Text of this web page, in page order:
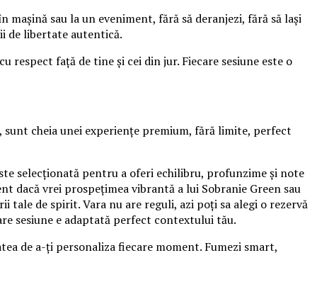
sau la un eveniment, fără să deranjezi, fără să lași
de libertate autentică.
respect față de tine și cei din jur. Fiecare sesiune este o
cheia unei experiențe premium, fără limite, perfect
selecționată pentru a oferi echilibru, profunzime și note
dacă vrei prospețimea vibrantă a lui Sobranie Green sau
tale de spirit. Vara nu are reguli, azi poți sa alegi o rezervă
sesiune e adaptată perfect contextului tău.
de a-ți personaliza fiecare moment. Fumezi smart,